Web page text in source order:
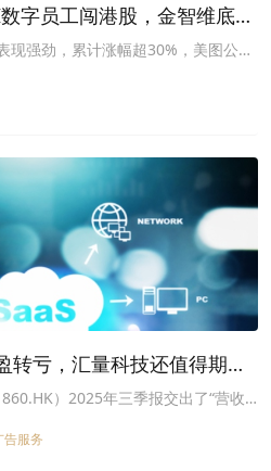
字员工闯港股，金智维底色
现强劲，累计涨幅超30%，美图公司
）等个股涨势突出。
转亏，汇量科技还值得期
）2025年三季报交出了“营收
服务